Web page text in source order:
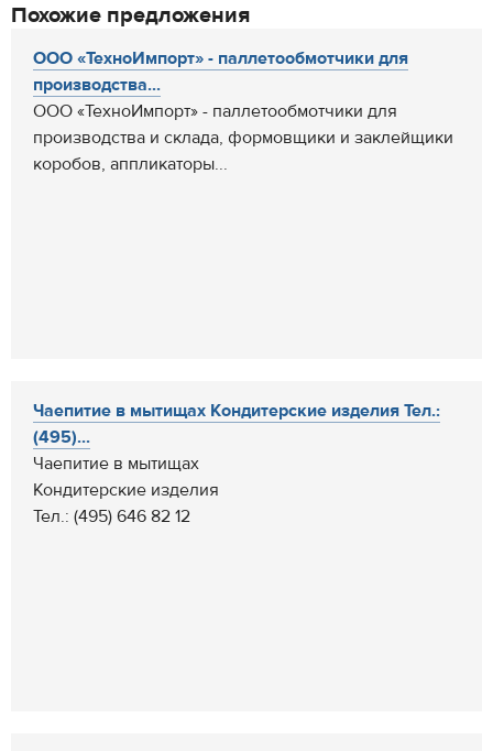
Похожие предложения
ООО «ТехноИмпорт» - паллетообмотчики для
производства...
ООО «ТехноИмпорт» - паллетообмотчики для
производства и склада, формовщики и заклейщики
коробов, аппликаторы...
Чаепитие в мытищах Кондитерские изделия Тел.:
(495)...
Чаепитие в мытищах
Кондитерские изделия
Тел.: (495) 646 82 12